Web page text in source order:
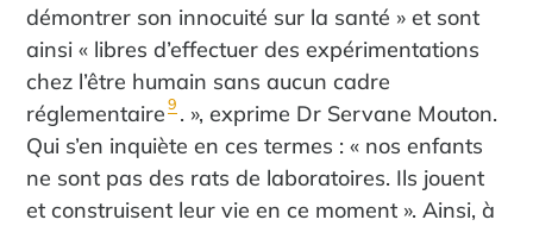
démontrer son innocuité sur la santé » et sont
ainsi « libres d’effectuer des expérimentations
chez l’être humain sans aucun cadre
réglementaire 9 . », exprime Dr Servane Mouton.
Qui s’en inquiète en ces termes : « nos enfants
ne sont pas des rats de laboratoires. Ils jouent
et construisent leur vie en ce moment ». Ainsi, à